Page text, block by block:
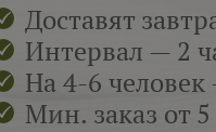
Доставят
Интервал — 2
На 4-6 человек
Мин. заказ от